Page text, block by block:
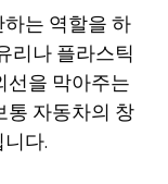
는 역할을 하
리나 플라스틱
선을 막아주는
통 자동차의 창
다.